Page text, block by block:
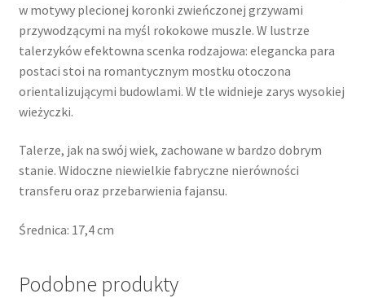
w motywy plecionej koronki zwieńczonej grzywami
przywodzącymi na myśl rokokowe muszle. W lustrze
talerzyków efektowna scenka rodzajowa: elegancka para
postaci stoi na romantycznym mostku otoczona
orientalizującymi budowlami. W tle widnieje zarys wysokiej
wieżyczki.
Talerze, jak na swój wiek, zachowane w bardzo dobrym
stanie. Widoczne niewielkie fabryczne nierówności
transferu oraz przebarwienia fajansu.
Średnica: 17,4 cm
Podobne produkty